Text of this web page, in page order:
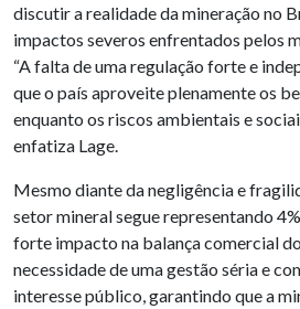
discutir a realidade da mineração no
impactos severos enfrentados pelos
“A falta de uma regulação forte e
que o país aproveite plenamente os
enquanto os riscos ambientais e
enfatiza Lage.
Mesmo diante da negligência e
setor mineral segue representando
forte impacto na balança comercial
necessidade de uma gestão séria e
interesse público, garantindo que a